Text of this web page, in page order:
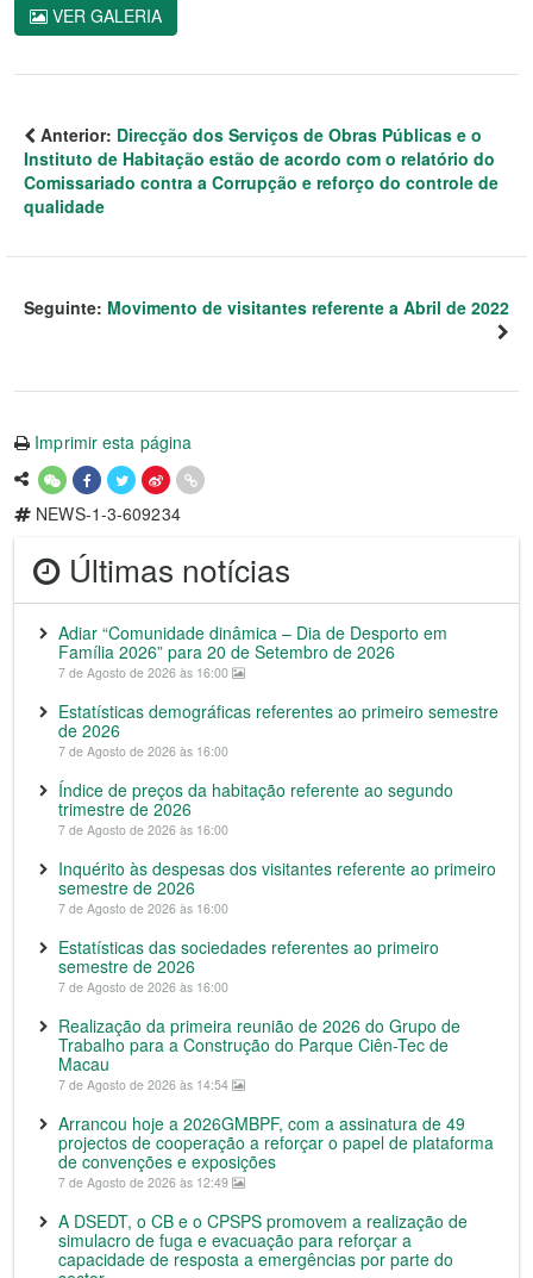
VER GALERIA
Anterior: Direcção dos Serviços de Obras Públicas e o
Instituto de Habitação estão de acordo com o relatório do
Comissariado contra a Corrupção e reforço do controle de
qualidade
Seguinte: Movimento de visitantes referente a Abril de 2022
Imprimir esta página
NEWS-1-3-609234
Últimas notícias
Adiar “Comunidade dinâmica – Dia de Desporto em
Família 2026” para 20 de Setembro de 2026
7 de Agosto de 2026 às 16:00
Estatísticas demográficas referentes ao primeiro semestre
de 2026
7 de Agosto de 2026 às 16:00
Índice de preços da habitação referente ao segundo
trimestre de 2026
7 de Agosto de 2026 às 16:00
Inquérito às despesas dos visitantes referente ao primeiro
semestre de 2026
7 de Agosto de 2026 às 16:00
Estatísticas das sociedades referentes ao primeiro
semestre de 2026
7 de Agosto de 2026 às 16:00
Realização da primeira reunião de 2026 do Grupo de
Trabalho para a Construção do Parque Ciên-Tec de
Macau
7 de Agosto de 2026 às 14:54
Arrancou hoje a 2026GMBPF, com a assinatura de 49
projectos de cooperação a reforçar o papel de plataforma
de convenções e exposições
7 de Agosto de 2026 às 12:49
A DSEDT, o CB e o CPSPS promovem a realização de
simulacro de fuga e evacuação para reforçar a
capacidade de resposta a emergências por parte do